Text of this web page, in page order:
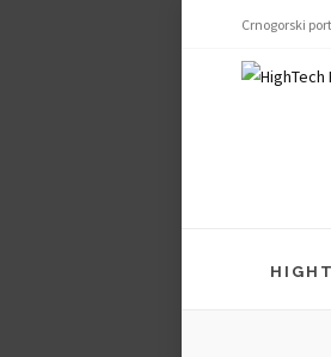
Crnogorski